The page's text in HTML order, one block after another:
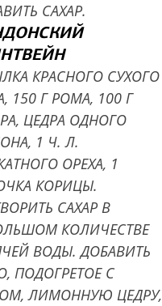
САХАР.
КРАСНОГО СУХОГО
150 Г РОМА, 100 Г
ЦЕДРА ОДНОГО
1 Ч. Л.
ОРЕХА, 1
КОРИЦЫ.
САХАР В
КОЛИЧЕСТВЕ
ВОДЫ. ДОБАВИТЬ
ПОДОГРЕТОЕ С
ЛИМОННУЮ ЦЕДРУ,